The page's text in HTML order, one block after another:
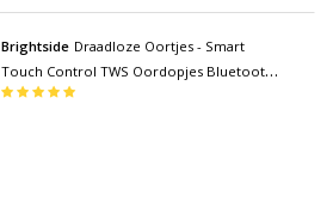
Brightside Draadloze Oortjes - Smart
Touch Control TWS Oordopjes Bluetooth
5.0 Wireless Buds Oortelefoon Zwart